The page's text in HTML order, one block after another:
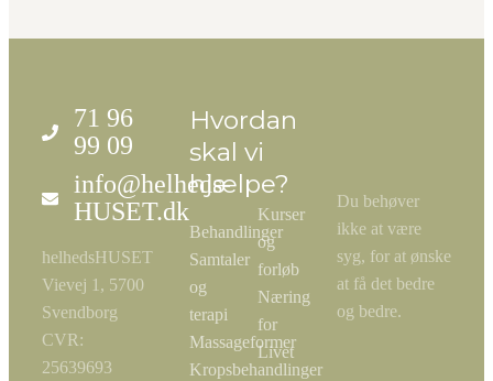
71 96
99 09
info@helheds-
HUSET.dk
helhedsHUSET
Vievej 1, 5700
Svendborg
CVR:
25639693
Hvordan
skal vi
hjælpe?
Behandlinger
Samtaler
og
terapi
Massageformer
Kropsbehandlinger
Kurser
og
forløb
Næring
for
Livet
Du behøver
ikke at være
syg, for at ønske
at få det bedre
og bedre.